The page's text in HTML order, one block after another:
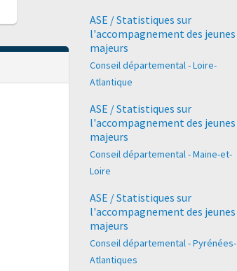
ASE / Statistiques sur
l'accompagnement des jeunes
majeurs
Conseil départemental - Loire-
Atlantique
ASE / Statistiques sur
l'accompagnement des jeunes
majeurs
Conseil départemental - Maine-et-
Loire
ASE / Statistiques sur
l'accompagnement des jeunes
majeurs
Conseil départemental - Pyrénées-
Atlantiques